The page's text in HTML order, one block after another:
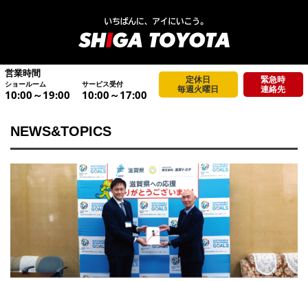
営業時間
ショールーム
10:00～19:00
サービス受付
10:00～17:00
定休日
毎週火曜日
緊急時
連絡先
NEWS&TOPICS